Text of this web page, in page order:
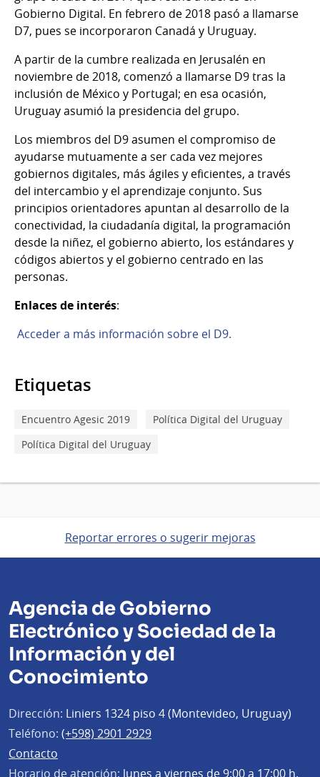
Gobierno Digital. En febrero de 2018 pasó a llamarse
D7, pues se incorporaron Canadá y Uruguay.
A partir de la cumbre realizada en Jerusalén en
noviembre de 2018, comenzó a llamarse D9 tras la
inclusión de México y Portugal; en esa ocasión,
Uruguay asumió la presidencia del grupo.
Los miembros del D9 asumen el compromiso de
ayudarse mutuamente a ser cada vez mejores
gobiernos digitales, más ágiles y eficientes, a través
del intercambio y el aprendizaje conjunto. Sus
principios orientadores apuntan al desarrollo de la
conectividad, la ciudadanía digital, la programación
desde la niñez, el gobierno abierto, los estándares y
códigos abiertos y el gobierno centrado en las
personas.
Enlaces de interés:
Acceder a más información sobre el D9.
Etiquetas
Encuentro Agesic 2019
Política Digital del Uruguay
Política Digital del Uruguay
Reportar errores o sugerir mejoras
Agencia de Gobierno
Electrónico y Sociedad de la
Información y del
Conocimiento
Dirección: Liniers 1324 piso 4 (Montevideo, Uruguay)
Teléfono: (+598) 2901 2929
Contacto
Horario de atención: lunes a viernes de 9:00 a 17:00 h.